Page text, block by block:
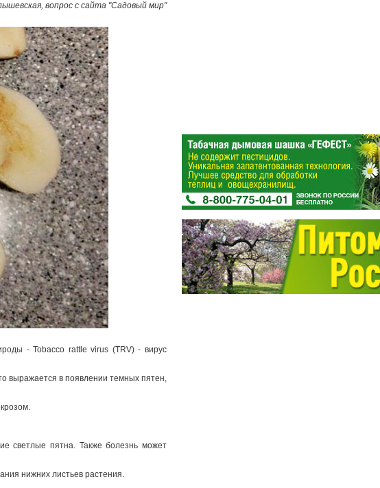
вопрос с сайта "Садовый мир"
- Tobacco rattle virus (TRV) - вирус
выражается в появлении темных пятен,
светлые пятна. Также болезнь может
нижних листьев растения.